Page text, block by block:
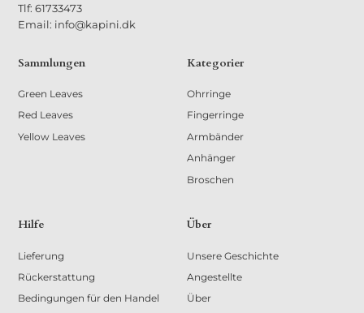
Tlf: 61733473
Email: info@kapini.dk
Sammlungen
Green Leaves
Red Leaves
Yellow Leaves
Kategorier
Ohrringe
Fingerringe
Armbänder
Anhänger
Broschen
Hilfe
Lieferung
Rückerstattung
Bedingungen für den Handel
Über
Unsere Geschichte
Angestellte
Über